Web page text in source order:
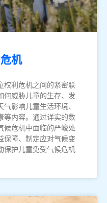
机
权利危机之间的紧密联
何威胁儿童的生存、发
影响儿童生活环境、
等内容。通过详实的数
候危机中面临的严峻处
保障、制定应对气候变
保护儿童免受气候危机